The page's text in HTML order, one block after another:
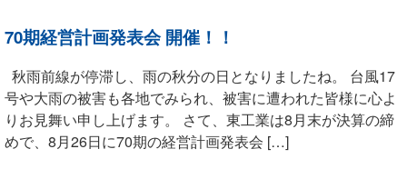
70期経営計画発表会 開催！！
秋雨前線が停滞し、雨の秋分の日となりましたね。 台風17
号や大雨の被害も各地でみられ、被害に遭われた皆様に心よ
りお見舞い申し上げます。 さて、東工業は8月末が決算の締
めで、8月26日に70期の経営計画発表会 […]